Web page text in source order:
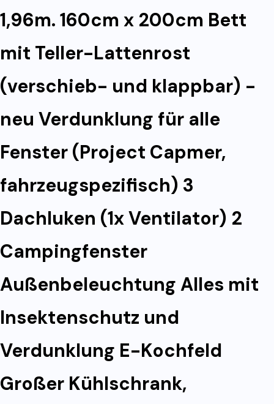
1,96m. 160cm x 200cm Bett
mit Teller-Lattenrost
(verschieb- und klappbar) -
neu Verdunklung für alle
Fenster (Project Capmer,
fahrzeugspezifisch) 3
Dachluken (1x Ventilator) 2
Campingfenster
Außenbeleuchtung Alles mit
Insektenschutz und
Verdunklung E-Kochfeld
Großer Kühlschrank,